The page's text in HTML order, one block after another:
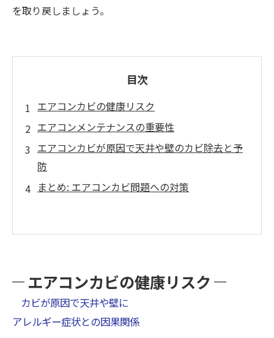
を取り戻しましょう。
目次
エアコンカビの健康リスク
エアコンメンテナンスの重要性
エアコンカビが原因で天井や壁のカビ除去と予
防
まとめ: エアコンカビ問題への対策
エアコンカビの健康リスク
カビが原因で天井や壁に
アレルギー症状との因果関係